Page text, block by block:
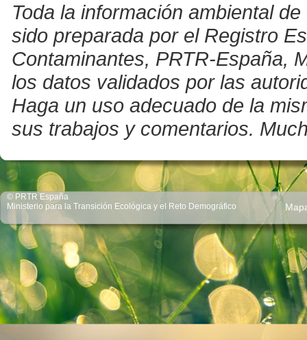
Toda la información ambiental
sido preparada por el Registro
Contaminantes, PRTR-España,
los datos validados por las
Haga un uso adecuado de la
sus trabajos y comentarios.
© PRTR España
Ministerio para la Transición Ecológica y el Reto Demográfico